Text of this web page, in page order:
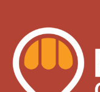
content